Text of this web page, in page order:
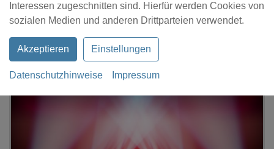
Interessen zugeschnitten sind. Hierfür werden Cookies von
sozialen Medien und anderen Drittparteien verwendet.
Akzeptieren Einstellungen
Datenschutzhinweise Impressum
Kontakt Location eintragen Profil
Gutruf-Haus